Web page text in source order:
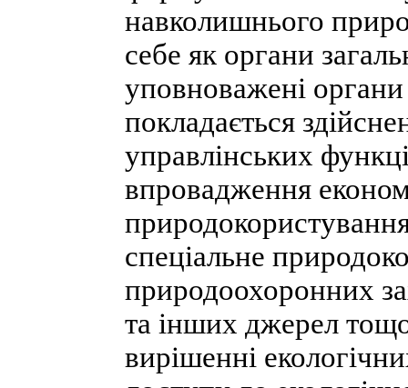
навколишнього
себе як органи
уповноважені органи
покладається
управлінських
впровадження
спеціальне
природоохоронних
та інших джерел
вирішенні